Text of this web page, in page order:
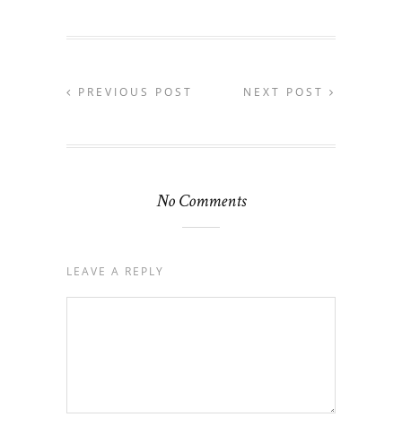
PREVIOUS POST NEXT POST
No Comments
LEAVE A REPLY